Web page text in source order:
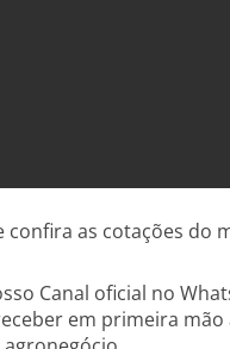
confira as cotações do
Canal oficial no
em primeira mão